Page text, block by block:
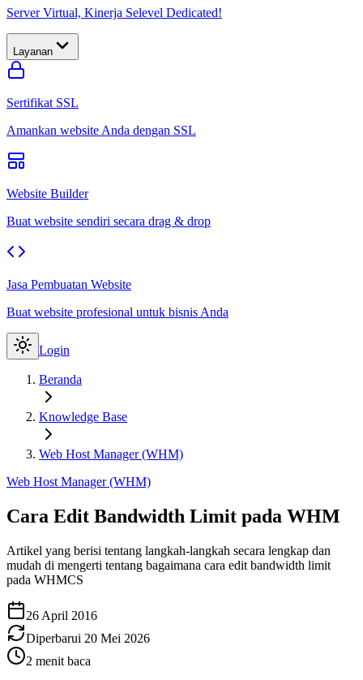
Server Virtual, Kinerja Selevel Dedicated!
Layanan
Sertifikat SSL
Amankan website Anda dengan SSL
Website Builder
Buat website sendiri secara drag & drop
Jasa Pembuatan Website
Buat website profesional untuk bisnis Anda
Login
Beranda
Knowledge Base
Web Host Manager (WHM)
Web Host Manager (WHM)
Cara Edit Bandwidth Limit pada WHM
Artikel yang berisi tentang langkah-langkah secara lengkap dan
mudah di mengerti tentang bagaimana cara edit bandwidth limit
pada WHMCS
26 April 2016
Diperbarui 20 Mei 2026
2 menit baca